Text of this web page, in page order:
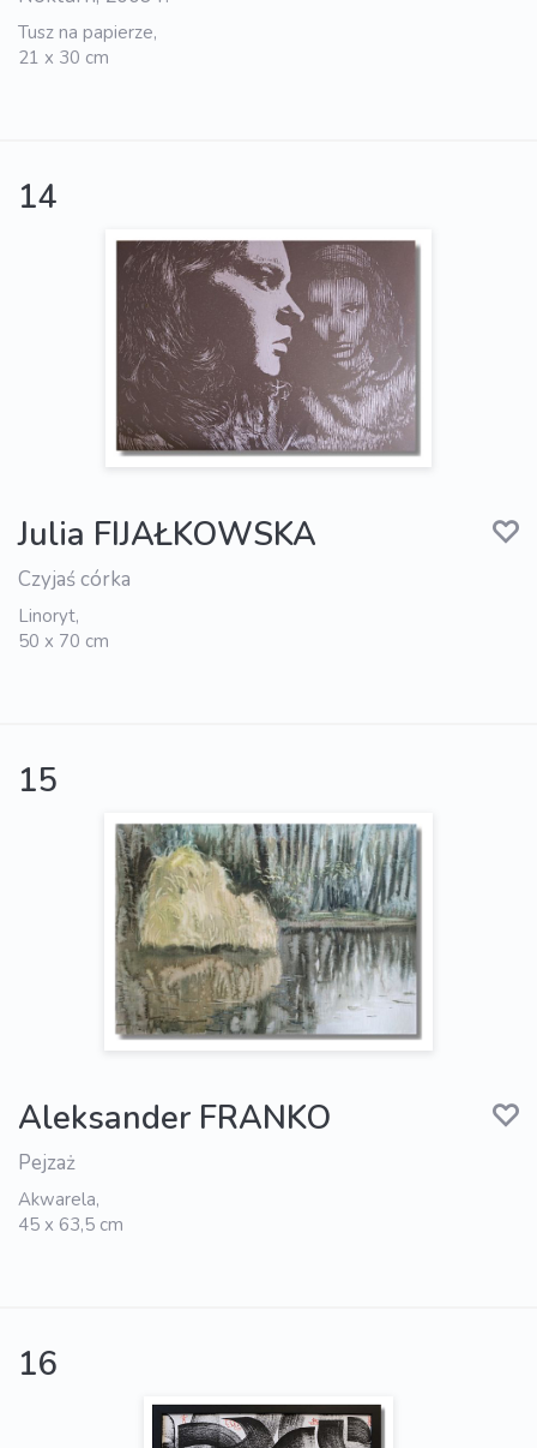
Tusz na papierze,
21 x 30 cm
14
Julia FIJAŁKOWSKA
Czyjaś córka
Linoryt,
50 x 70 cm
15
Aleksander FRANKO
Pejzaż
Akwarela,
45 x 63,5 cm
16